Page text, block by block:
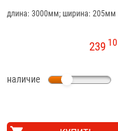
длина: 3000мм; ширина: 205мм
239 10
наличие